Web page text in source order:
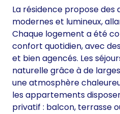
La résidence propose
modernes et lumineux,
Chaque logement a été
confort quotidien, avec
et bien agencés. Les
naturelle grâce à de
une atmosphère
les appartements
privatif : balcon, terrasse